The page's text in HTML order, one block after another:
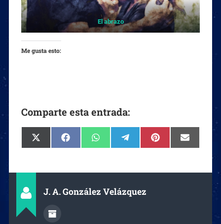
El abrazo
Me gusta esto:
Comparte esta entrada:
J. A. González Velázquez